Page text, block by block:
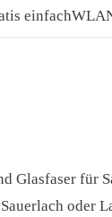
Glasfaser für
oder